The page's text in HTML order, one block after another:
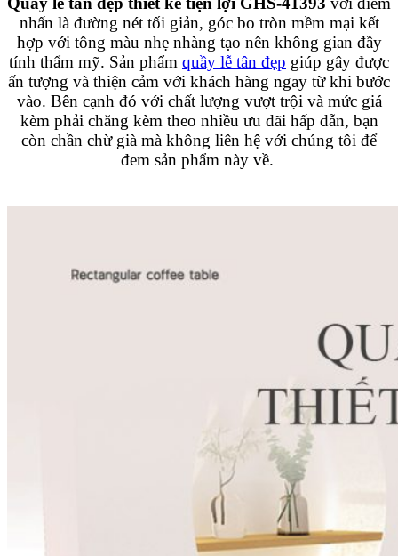
nhấn là đường nét tối giản, góc bo tròn mềm mại kết
hợp với tông màu nhẹ nhàng tạo nên không gian đầy
tính thẩm mỹ. Sản phẩm quầy lễ tân đẹp giúp gây được
ấn tượng và thiện cảm với khách hàng ngay từ khi bước
vào. Bên cạnh đó với chất lượng vượt trội và mức giá
kèm phải chăng kèm theo nhiều ưu đãi hấp dẫn, bạn
còn chần chừ già mà không liên hệ với chúng tôi để
đem sản phẩm này về.